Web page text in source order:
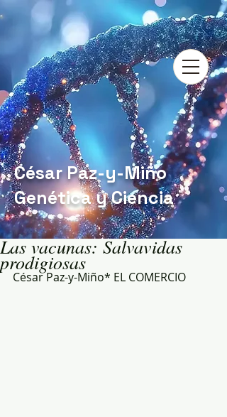
César Paz-y-Miño
Genética y Ciencia
Las vacunas: Salvavidas
prodigiosas
César Paz-y-Miño* EL COMERCIO